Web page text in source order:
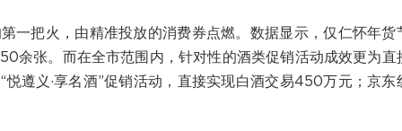
一把火，由精准投放的消费券点燃。数据显示，仅仁怀年货
余张。而在全市范围内，针对性的酒类促销活动成效更为直
遵义·享名酒”促销活动，直接实现白酒交易450万元；京东